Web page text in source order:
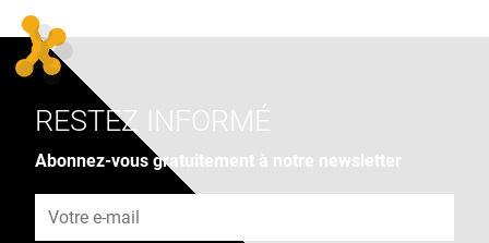
RESTEZ INFORMÉ
Abonnez-vous gratuitement à notre newsletter